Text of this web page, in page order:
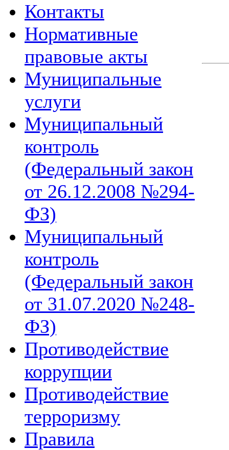
Контакты
Нормативные
правовые акты
Муниципальные
услуги
Муниципальный
контроль
(Федеральный закон
от 26.12.2008 №294-
ФЗ)
Муниципальный
контроль
(Федеральный закон
от 31.07.2020 №248-
ФЗ)
Противодействие
коррупции
Противодействие
терроризму
Правила